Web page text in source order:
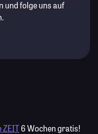
und folge uns auf
ZEIT6 Wochen gratis!